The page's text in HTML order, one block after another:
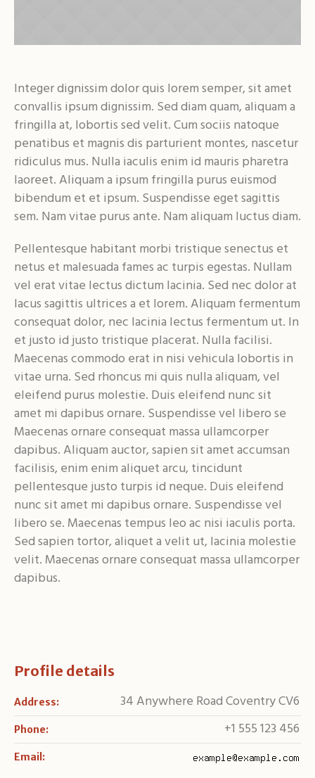
Integer dignissim dolor quis lorem semper, sit amet
convallis ipsum dignissim. Sed diam quam, aliquam a
fringilla at, lobortis sed velit. Cum sociis natoque
penatibus et magnis dis parturient montes, nascetur
ridiculus mus. Nulla iaculis enim id mauris pharetra
laoreet. Aliquam a ipsum fringilla purus euismod
bibendum et et ipsum. Suspendisse eget sagittis
sem. Nam vitae purus ante. Nam aliquam luctus diam.
Pellentesque habitant morbi tristique senectus et
netus et malesuada fames ac turpis egestas. Nullam
vel erat vitae lectus dictum lacinia. Sed nec dolor at
lacus sagittis ultrices a et lorem. Aliquam fermentum
consequat dolor, nec lacinia lectus fermentum ut. In
et justo id justo tristique placerat. Nulla facilisi.
Maecenas commodo erat in nisi vehicula lobortis in
vitae urna. Sed rhoncus mi quis nulla aliquam, vel
eleifend purus molestie. Duis eleifend nunc sit
amet mi dapibus ornare. Suspendisse vel libero se
Maecenas ornare consequat massa ullamcorper
dapibus. Aliquam auctor, sapien sit amet accumsan
facilisis, enim enim aliquet arcu, tincidunt
pellentesque justo turpis id neque. Duis eleifend
nunc sit amet mi dapibus ornare. Suspendisse vel
libero se. Maecenas tempus leo ac nisi iaculis porta.
Sed sapien tortor, aliquet a velit ut, lacinia molestie
velit. Maecenas ornare consequat massa ullamcorper
dapibus.
Profile details
Address: 34 Anywhere Road Coventry CV6
Phone: +1 555 123 456
Email: